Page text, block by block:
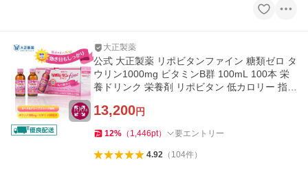
大正製薬
公式 大正製薬 リポビタンファイン 糖類ゼロ タ
ウリン1000mg ビタミンB群 100mL 100本 栄
養ドリンク 栄養剤 リポビタン 低カロリー 指定
13,200円
12% （ 1,446pt） 要エントリー
4.92（ 104件）